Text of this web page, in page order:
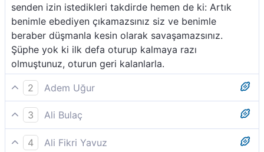
senden izin istedikleri takdirde hemen de ki: Artık
benimle ebediyen çıkamazsınız siz ve benimle
beraber düşmanla kesin olarak savaşamazsınız.
Şüphe yok ki ilk defa oturup kalmaya razı
olmuştunuz, oturun geri kalanlarla.
2
Adem Uğur
Eğer Allah seni onlardan bir gurubun yanına döndürür
de (Tebük seferinden Medine´ye döner de başka bir
savaşa seninle beraber) çıkmak için senden izin
3
Ali Bulaç
Bundan böyle, Allah seni onlardan bir topluluğun
4
Ali Fikri Yavuz